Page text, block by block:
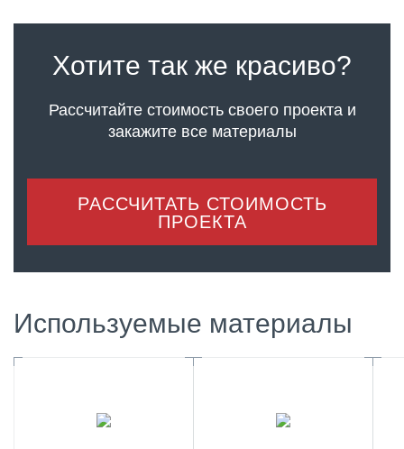
Хотите так же красиво?
Рассчитайте стоимость своего проектаи
закажите все материалы
РАССЧИТАТЬ СТОИМОСТЬ
ПРОЕКТА
Используемые материалы